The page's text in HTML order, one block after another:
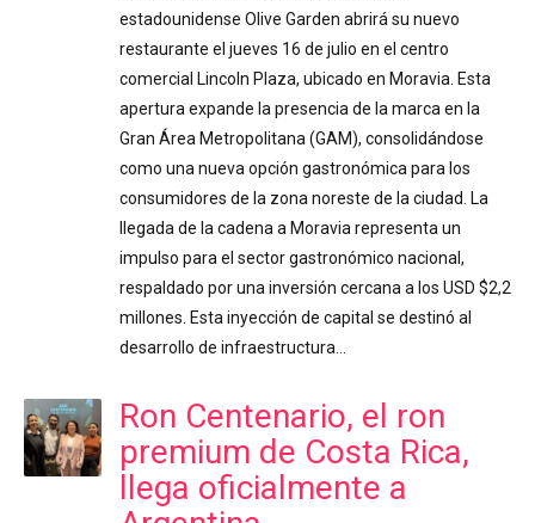
estadounidense Olive Garden abrirá su nuevo
restaurante el jueves 16 de julio en el centro
comercial Lincoln Plaza, ubicado en Moravia. Esta
apertura expande la presencia de la marca en la
Gran Área Metropolitana (GAM), consolidándose
como una nueva opción gastronómica para los
consumidores de la zona noreste de la ciudad. La
llegada de la cadena a Moravia representa un
impulso para el sector gastronómico nacional,
respaldado por una inversión cercana a los USD $2,2
millones. Esta inyección de capital se destinó al
desarrollo de infraestructura…
Ron Centenario, el ron
premium de Costa Rica,
llega oficialmente a